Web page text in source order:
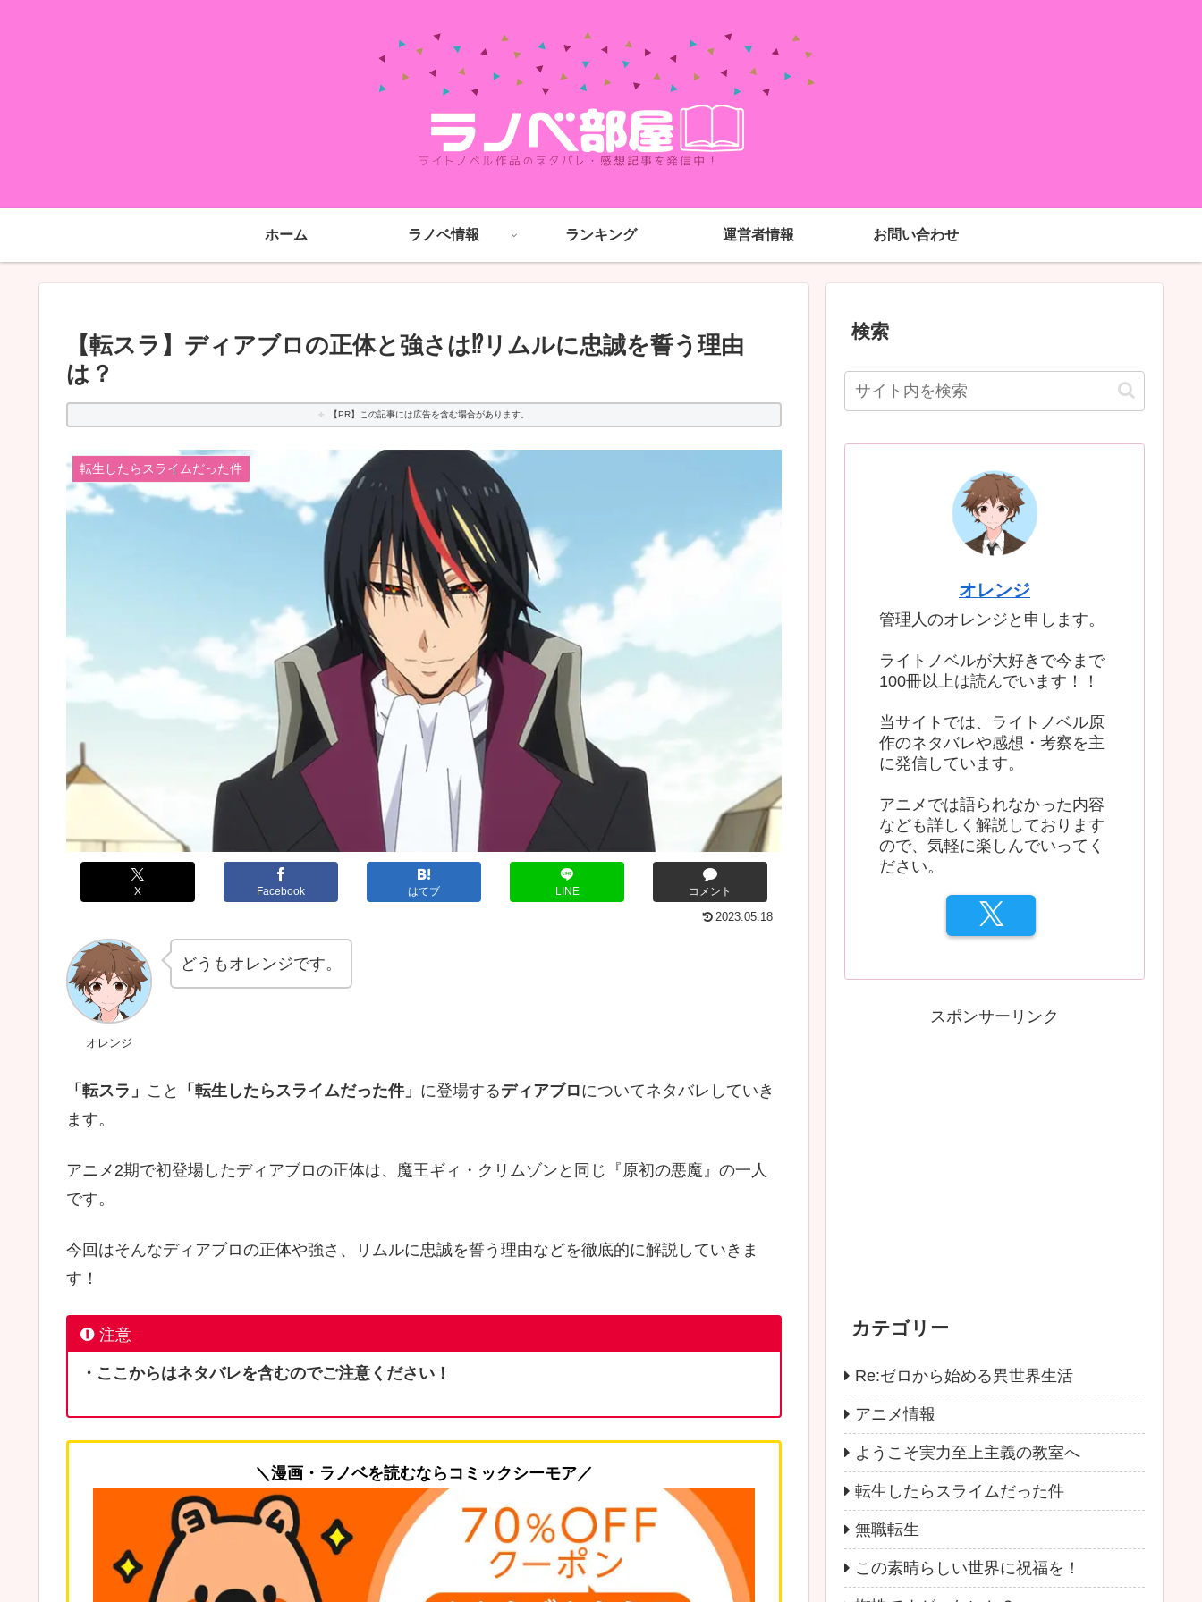
ホーム ラノベ情報 ランキング 運営者情報 お問い合わせ
【転スラ】ディアブロの正体と強さは⁉リムルに忠誠を誓う理由
は？
【PR】この記事には広告を含む場合があります。
転生したらスライムだった件
X Facebook はてブ LINE コメント
2023.05.18
オレンジ
どうもオレンジです。
「転スラ」 こと 「転生したらスライムだった件」 に登場するディアブロについてネタバレしていき
ます。
アニメ2期で初登場したディアブロの正体は、魔王ギィ・クリムゾンと同じ『原初の悪魔』の一人
です。
今回はそんなディアブロの正体や強さ、リムルに忠誠を誓う理由などを徹底的に解説していきま
す！
注意
・ここからはネタバレを含むのでご注意ください！
＼漫画・ラノベを読むならコミックシーモア／
検索
オレンジ
管理人のオレンジと申します。
ライトノベルが大好きで今まで
100冊以上は読んでいます！！
当サイトでは、ライトノベル原
作のネタバレや感想・考察を主
に発信しています。
アニメでは語られなかった内容
なども詳しく解説しております
ので、気軽に楽しんでいってく
ださい。
スポンサーリンク
カテゴリー
Re:ゼロから始める異世界生活
アニメ情報
ようこそ実力至上主義の教室へ
転生したらスライムだった件
無職転生
この素晴らしい世界に祝福を！